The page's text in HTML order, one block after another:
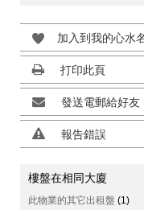
加入到我的心水
打印此頁
發送電郵給好友
報告錯誤
樓盤在相同大廈
此物業的其它出租盤 (1)